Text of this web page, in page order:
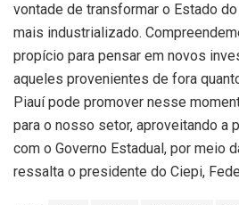
vontade de transformar o Estado
mais industrializado.
propício para pensar em novos
aqueles provenientes de fora
Piauí pode promover nesse
para o nosso setor, aproveitando a
com o Governo Estadual, por meio
ressalta o presidente do Ciepi,